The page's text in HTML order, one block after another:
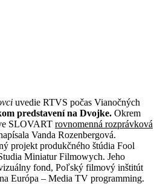
uvedie RTVS počas Vianočných
predstavení na Dvojke. Okrem
SLOVART rovnomenná rozprávková
Vanda Rozenbergová.
projekt produkčného štúdia Fool
Miniatur Filmowych. Jeho
fond, Poľský filmový inštitút
Európa – Media TV programming.